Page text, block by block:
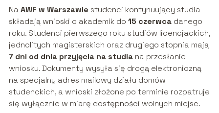
NaAWF w Warszawie studenci kontynuujący studia
składają wnioski o akademik do 15 czerwcadanego
roku. Studenci pierwszego roku studiów licencjackich,
jednolitych magisterskich oraz drugiego stopnia mają
7 dni od dnia przyjęcia na studiana przesłanie
wniosku. Dokumenty wysyła się drogą elektroniczną
na specjalny adres mailowy działu domów
studenckich, a wnioski złożone po terminie rozpatruje
się wyłącznie w miarę dostępności wolnych miejsc.